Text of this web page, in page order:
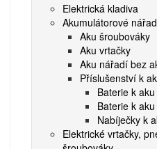
Elektrická kladiva
Akumulátorové
Aku šroubováky
Aku vrtačky
Aku nářadí bez
Příslušenství k
Baterie k
Baterie k
Nabíječky k
Elektrické vrtačky,